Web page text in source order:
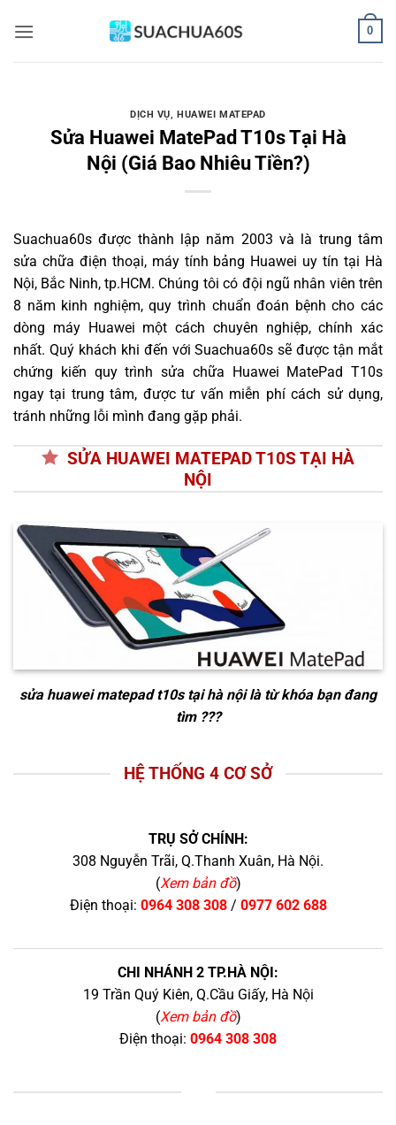
qua
0
DỊCH VỤ,HUAWEI MATEPAD
Sửa Huawei MatePad T10s Tại Hà
Nội (Giá Bao Nhiêu Tiền?)
Suachua60s được thành lập năm 2003 và là trung tâm
sửa chữa điện thoại, máy tính bảng Huawei uy tín tại Hà
Nội, Bắc Ninh, tp.HCM. Chúng tôi có đội ngũ nhân viên trên
8 năm kinh nghiệm, quy trình chuẩn đoán bệnh cho các
dòng máy Huawei một cách chuyên nghiệp, chính xác
nhất. Quý khách khi đến với Suachua60s sẽ được tận mắt
chứng kiến quy trình sửa chữa Huawei MatePad T10s
ngay tại trung tâm, được tư vấn miễn phí cách sử dụng,
tránh những lỗi mình đang gặp phải.
SỬA HUAWEI MATEPAD T10S TẠI HÀ
NỘI
sửa huawei matepad t10s tại hà nộilà từ khóa bạn đang
tìm ???
HỆ THỐNG 4 CƠ SỞ
TRỤ SỞ CHÍNH:
308 Nguyễn Trãi, Q.Thanh Xuân, Hà Nội.
(Xem bản đồ)
Điện thoại: 0964 308 308/ 0977 602 688
CHI NHÁNH 2 TP.HÀ NỘI:
19 Trần Quý Kiên, Q.Cầu Giấy, Hà Nội
(Xem bản đồ)
Điện thoại: 0964 308 308